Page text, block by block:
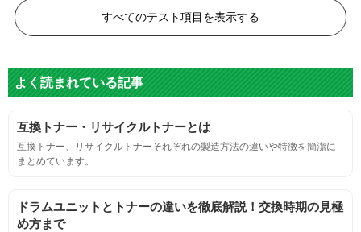
グレースケール
目視検査にて数値測定
連続印刷時の安定した印刷枚数測定
すべてのテスト項目を表示する
よく読まれている記事
互換トナー・リサイクルトナーとは
互換トナー、リサイクルトナーそれぞれの製造方法の違いや特徴を簡潔に
まとめています。
ドラムユニットとトナーの違いを徹底解説！交換時期の見極
め方まで